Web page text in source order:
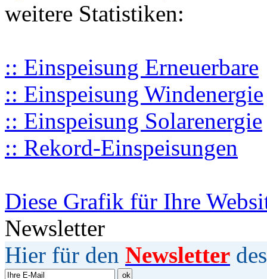
weitere Statistiken:
:: Einspeisung Erneuerbare
:: Einspeisung Windenergie
:: Einspeisung Solarenergie
:: Rekord-Einspeisungen
Diese Grafik für Ihre
Newsletter
Hier für den Newsletter